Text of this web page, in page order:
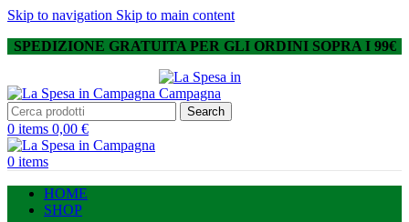
Skip to navigation Skip to main content
SPEDIZIONE GRATUITA PER GLI ORDINI SOPRA I 99€
Search
0 items 0,00 €
0 items
HOME
SHOP